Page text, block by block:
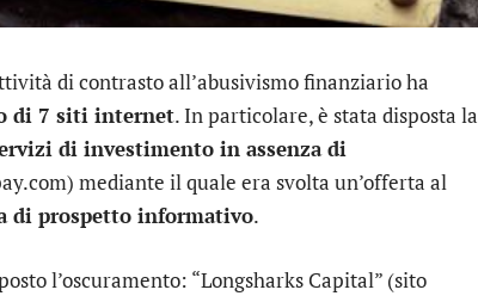
di contrasto all’abusivismo finanziario ha
di 7 siti internet. In particolare, è stata disposta la
di investimento in assenza di
mediante il quale era svolta un’offerta al
di prospetto informativo.
l’oscuramento: “Longsharks Capital” (sito